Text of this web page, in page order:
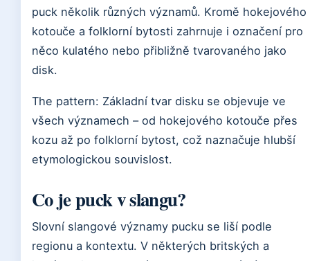
puck několik různých významů. Kromě hokejového
kotouče a folklorní bytosti zahrnuje i označení pro
něco kulatého nebo přibližně tvarovaného jako
disk.
The pattern: Základní tvar disku se objevuje ve
všech významech – od hokejového kotouče přes
kozu až po folklorní bytost, což naznačuje hlubší
etymologickou souvislost.
Co je puck v slangu?
Slovní slangové významy pucku se liší podle
regionu a kontextu. V některých britských a